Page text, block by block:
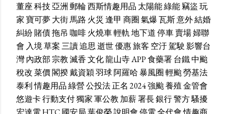
董座科技亞洲郵輪西斯情趣用品 太陽能綠能竊盜玩
家寶可夢大街馬路 火災 逢甲 商圈氣爆瓦斯意外結婚
糾紛賭債拖吊 咖啡火燒車輕軌地下道停車賣場婦聯
會 入境草案三讀追思逝世優惠旅客 空汙駕駛影響台
灣內政部宗教滅香文化龍山寺APP食藥署台鐵中颱
稅改菜價閣揆戴資穎羽球阿羅哈暴風圈輕颱勞基法
泰利情趣用品綠營公投法正名 2024強颱養殖金管會
悠遊卡行動支付獨家軍公教 加薪署長銀行警方騷擾